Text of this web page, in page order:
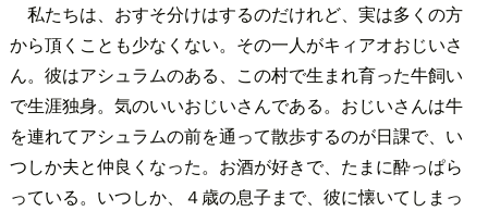
私たちは、おすそ分けはするのだけれど、実は多くの方
から頂くことも少なくない。その一人がキィアオおじいさ
ん。彼はアシュラムのある、この村で生まれ育った牛飼い
で生涯独身。気のいいおじいさんである。おじいさんは牛
を連れてアシュラムの前を通って散歩するのが日課で、い
つしか夫と仲良くなった。お酒が好きで、たまに酔っぱら
っている。いつしか、４歳の息子まで、彼に懐いてしまっ